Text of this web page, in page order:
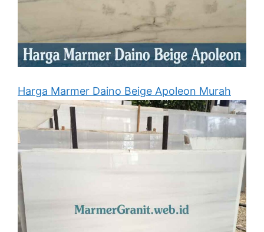
Harga Marmer Daino Beige Apoleon Murah